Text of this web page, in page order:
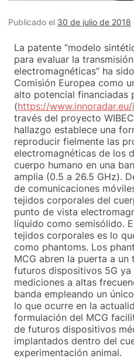
Publicado el 30 de julio de 2018
La patente “modelo
para evaluar la
electromagnéticas” ha
Comisión Europea como
alto potencial financiadas
(https://
través del proyecto
hallazgo establece una
reproducir fielmente las
electromagnéticas de los
cuerpo humano en una
amplia (0.5 a 26.5 GHz).
de comunicaciones
tejidos corporales del
punto de vista
líquido como semisólido.
tejidos corporales es lo
como phantoms. Los
MCG abren la puerta a
futuros dispositivos 5G
mediciones a altas
banda empleando un
lo que ocurre en la
formulación del MCG
de futuros dispositivos
implantados dentro del
experimentación animal.